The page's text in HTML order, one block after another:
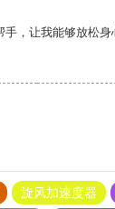
，让我能够放松身
旋风加速度器